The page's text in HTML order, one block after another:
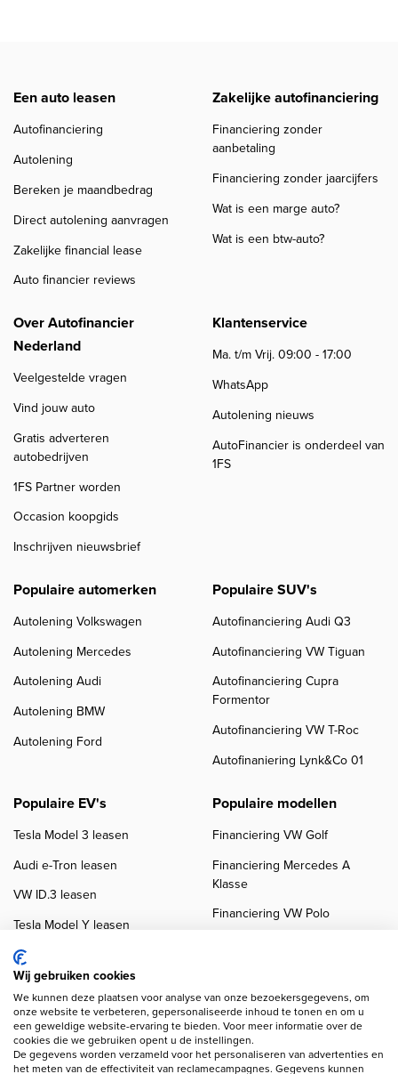
Een auto leasen
Autofinanciering
Autolening
Bereken je maandbedrag
Direct autolening aanvragen
Zakelijke financial lease
Auto financier reviews
Zakelijke autofinanciering
Financiering zonder
aanbetaling
Financiering zonder jaarcijfers
Wat is een marge auto?
Wat is een btw-auto?
Over Autofinancier
Nederland
Veelgestelde vragen
Vind jouw auto
Gratis adverteren
autobedrijven
1FS Partner worden
Occasion koopgids
Inschrijven nieuwsbrief
Klantenservice
Ma. t/m Vrij. 09:00 - 17:00
WhatsApp
Autolening nieuws
AutoFinancier is onderdeel van
1FS
Populaire automerken
Autolening Volkswagen
Autolening Mercedes
Autolening Audi
Autolening BMW
Autolening Ford
Populaire SUV's
Autofinanciering Audi Q3
Autofinanciering VW Tiguan
Autofinanciering Cupra
Formentor
Autofinanciering VW T-Roc
Autofinaniering Lynk&Co 01
Populaire EV's
Tesla Model 3 leasen
Audi e-Tron leasen
VW ID.3 leasen
Tesla Model Y leasen
VW ID.4 leasen
Populaire modellen
Financiering VW Golf
Financiering Mercedes A
Klasse
Financiering VW Polo
Wij gebruiken cookies
We kunnen deze plaatsen voor analyse van onze bezoekersgegevens, om
onze website te verbeteren, gepersonaliseerde inhoud te tonen en om u
een geweldige website-ervaring te bieden. Voor meer informatie over de
cookies die we gebruiken opent u de instellingen.
De gegevens worden verzameld voor het personaliseren van advertenties en
het meten van de effectiviteit van reclamecampagnes. Gegevens kunnen